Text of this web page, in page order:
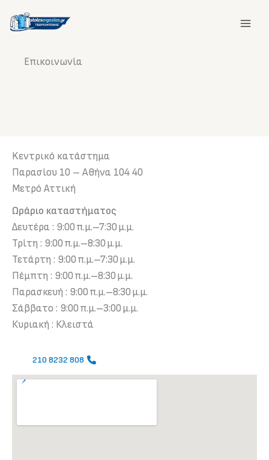
στο
Επικοινωνία
Kεντρικό κατάστημα
Παρασίου 10 – Αθήνα 104 40
Μετρό Αττική
Ωράριο καταστήματος
Δευτέρα : 9:00 π.μ.–7:30 μ.μ.
Τρίτη : 9:00 π.μ.–8:30 μ.μ.
Τετάρτη : 9:00 π.μ.–7:30 μ.μ.
Πέμπτη : 9:00 π.μ.–8:30 μ.μ.
Παρασκευή : 9:00 π.μ.–8:30 μ.μ.
Σάββατο : 9:00 π.μ.–3:00 μ.μ.
Κυριακή : Κλειστά
210 8232 808